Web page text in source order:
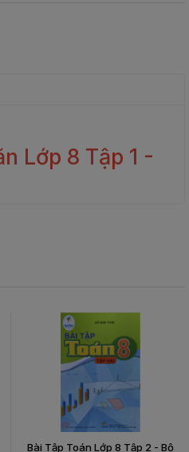
Lớp 8 Tập 1 -
Bài Tập Toán Lớp 8 Tập 2 - Bộ